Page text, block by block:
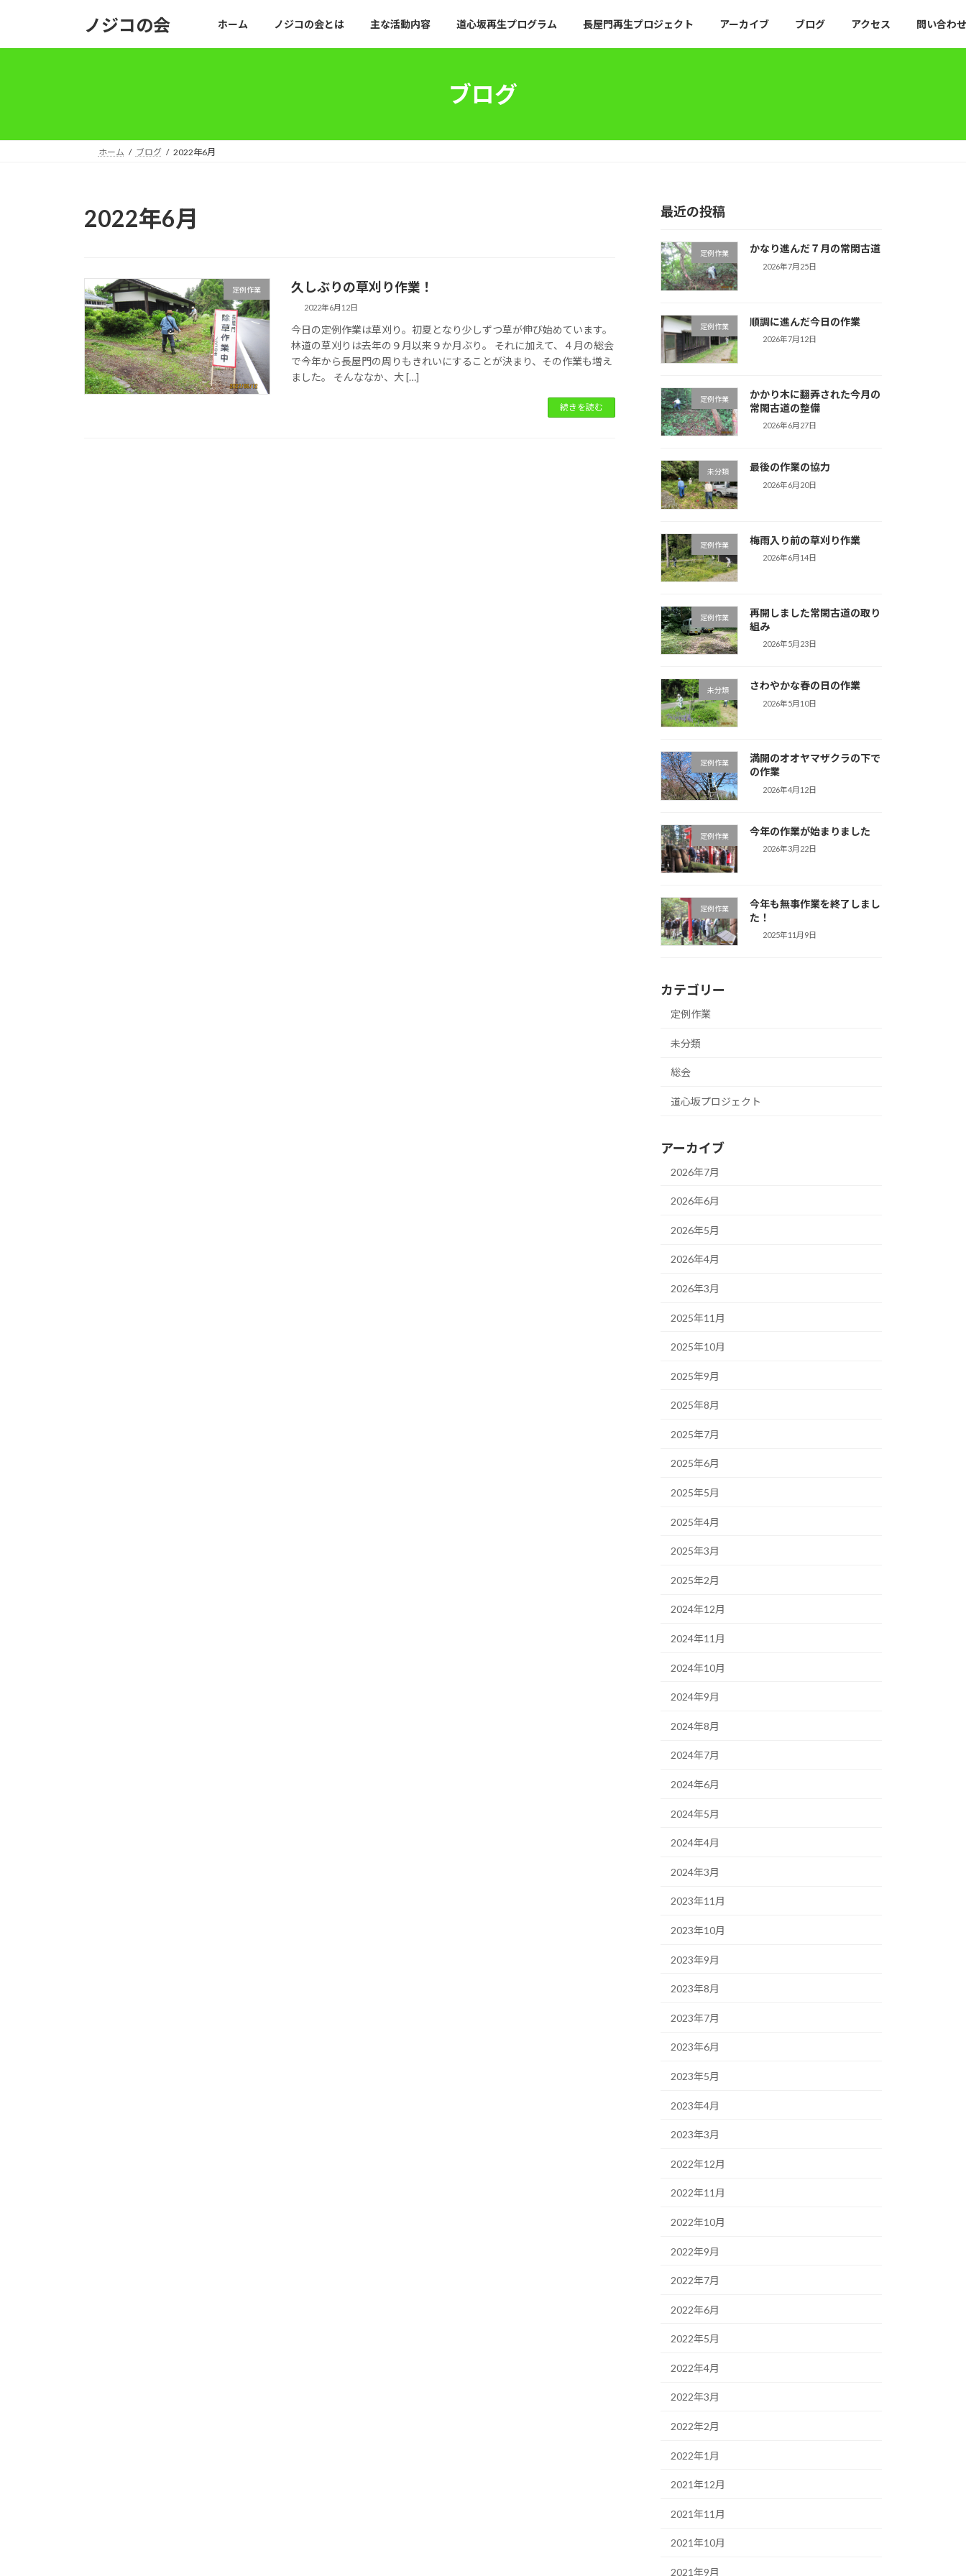
ノジコの会 ホーム ノジコの会とは 主な活動内容 道心坂再生プログラム 長屋門再生プロジェクト アーカイブ ブログ アクセス 問い合わせ
ブログ
ホーム ブログ 2022年6月
2022年6月
定例作業 久しぶりの草刈り作業！
2022年6月12日
今日の定例作業は草刈り。初夏となり少しずつ草が伸び始めています。
林道の草刈りは去年の９月以来９か月ぶり。 それに加えて、４月の総会
で今年から長屋門の周りもきれいにすることが決まり、その作業も増え
ました。 そんななか、大 […]
続きを読む
最近の投稿
定例作業 かなり進んだ７月の常閑古道
2026年7月25日
定例作業 順調に進んだ今日の作業
2026年7月12日
定例作業
かかり木に翻弄された今月の
常閑古道の整備
2026年6月27日
未分類 最後の作業の協力
2026年6月20日
定例作業 梅雨入り前の草刈り作業
2026年6月14日
定例作業
再開しました常閑古道の取り
組み
2026年5月23日
未分類 さわやかな春の日の作業
2026年5月10日
定例作業
満開のオオヤマザクラの下で
の作業
2026年4月12日
定例作業 今年の作業が始まりました
2026年3月22日
定例作業
今年も無事作業を終了しまし
た！
2025年11月9日
カテゴリー
定例作業
未分類
総会
道心坂プロジェクト
アーカイブ
2026年7月
2026年6月
2026年5月
2026年4月
2026年3月
2025年11月
2025年10月
2025年9月
2025年8月
2025年7月
2025年6月
2025年5月
2025年4月
2025年3月
2025年2月
2024年12月
2024年11月
2024年10月
2024年9月
2024年8月
2024年7月
2024年6月
2024年5月
2024年4月
2024年3月
2023年11月
2023年10月
2023年9月
2023年8月
2023年7月
2023年6月
2023年5月
2023年4月
2023年3月
2022年12月
2022年11月
2022年10月
2022年9月
2022年7月
2022年6月
2022年5月
2022年4月
2022年3月
2022年2月
2022年1月
2021年12月
2021年11月
2021年10月
2021年9月